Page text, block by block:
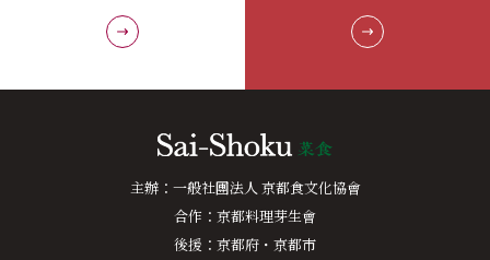
主辦：一般社團法人 京都食文化協會
合作：京都料理芽生會
後援：京都府・京都市